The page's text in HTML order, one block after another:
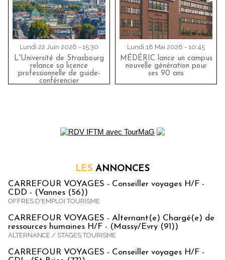
Lundi 22 Juin 2026 - 15:30
L'Université de Strasbourg
relance sa licence
professionnelle de guide-
conférencier
Lundi 18 Mai 2026 - 10:45
MÉDÉRIC lance un campus
nouvelle génération pour
ses 90 ans
LES ANNONCES
CARREFOUR VOYAGES - Conseiller voyages H/F -
CDD - (Vannes (56))
OFFRES D'EMPLOI TOURISME
CARREFOUR VOYAGES - Alternant(e) Chargé(e) de
ressources humaines H/F - (Massy/Evry (91))
ALTERNANCE / STAGES TOURISME
CARREFOUR VOYAGES - Conseiller voyages H/F -